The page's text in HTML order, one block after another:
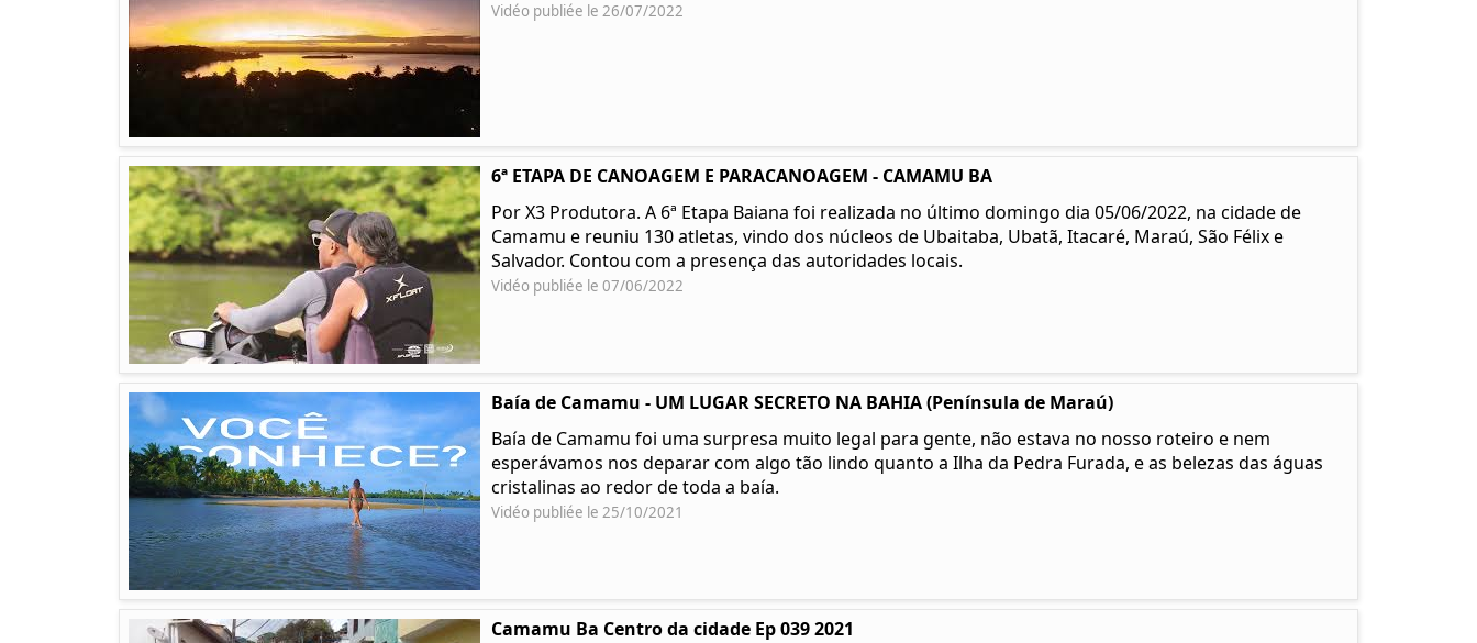
Vidéo publiée le 26/07/2022
6ª ETAPA DE CANOAGEM E PARACANOAGEM - CAMAMU BA
Por X3 Produtora. A 6ª Etapa Baiana foi realizada no último domingo dia 05/06/2022, na cidade de
Camamu e reuniu 130 atletas, vindo dos núcleos de Ubaitaba, Ubatã, Itacaré, Maraú, São Félix e
Salvador. Contou com a presença das autoridades locais.
Vidéo publiée le 07/06/2022
Baía de Camamu - UM LUGAR SECRETO NA BAHIA (Península de Maraú)
Baía de Camamu foi uma surpresa muito legal para gente, não estava no nosso roteiro e nem
esperávamos nos deparar com algo tão lindo quanto a Ilha da Pedra Furada, e as belezas das águas
cristalinas ao redor de toda a baía.
Vidéo publiée le 25/10/2021
Camamu Ba Centro da cidade Ep 039 2021